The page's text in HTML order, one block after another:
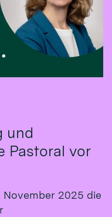
und
Pastoral vor
November 2025 die